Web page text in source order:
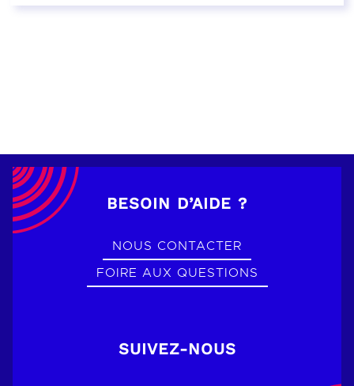
BESOIN D’AIDE ?
NOUS CONTACTER
FOIRE AUX QUESTIONS
SUIVEZ-NOUS